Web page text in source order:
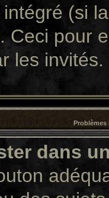
(si
Ceci pour
les invités.
Problèmes
dans